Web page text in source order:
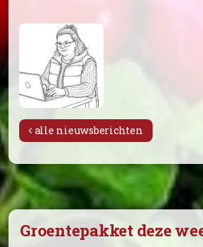
Wat vindt u van Vertwenz?
het me maar weten.
info@vertwenz.nl
alle nieuwsberichten